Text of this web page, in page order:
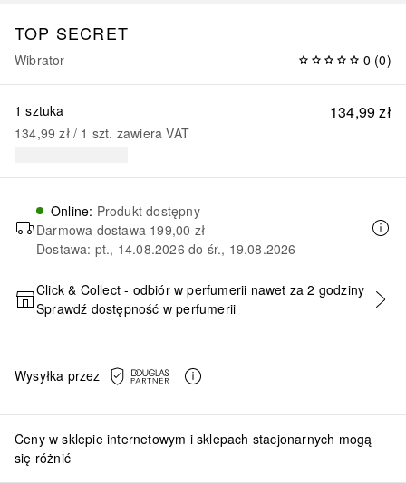
TOP SECRET
Wibrator 0 (0)
134,99 zł
1 sztuka
134,99 zł / 1 szt. zawiera VAT
Online: Produkt dostępny
Darmowa dostawa 199,00 zł
Dostawa: pt., 14.08.2026 do śr., 19.08.2026
DODAJ DO KOSZYKA
Click & Collect - odbiór w perfumerii nawet za 2 godziny
Sprawdź dostępność w perfumerii
Wysyłka przez
Ceny w sklepie internetowym i sklepach stacjonarnych mogą
się różnić